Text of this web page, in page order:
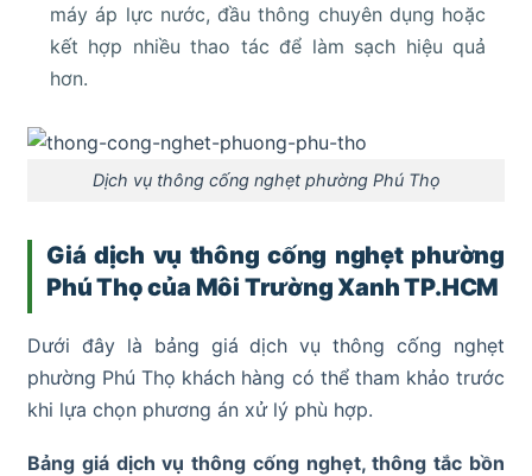
máy áp lực nước, đầu thông chuyên dụng hoặc
kết hợp nhiều thao tác để làm sạch hiệu quả
hơn.
Dịch vụ thông cống nghẹt phường Phú Thọ
Giá dịch vụ thông cống nghẹt phường
Phú Thọ của Môi Trường Xanh TP.HCM
Dưới đây là bảng giá dịch vụ thông cống nghẹt
phường Phú Thọ khách hàng có thể tham khảo trước
khi lựa chọn phương án xử lý phù hợp.
Bảng giá dịch vụ thông cống nghẹt, thông tắc bồn